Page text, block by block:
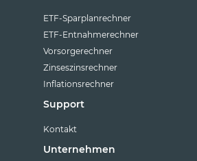
ETF-Sparplanrechner
ETF-Entnahmerechner
Vorsorgerechner
Zinseszinsrechner
Inflationsrechner
Support
Kontakt
Unternehmen